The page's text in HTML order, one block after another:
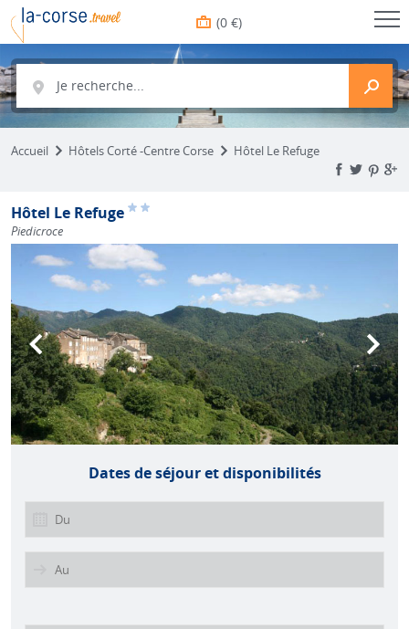
(0 €)
Je recherche...
Accueil Hôtels Corté -Centre Corse Hôtel Le Refuge
Hôtel Le Refuge
Piedicroce
Dates de séjour et disponibilités